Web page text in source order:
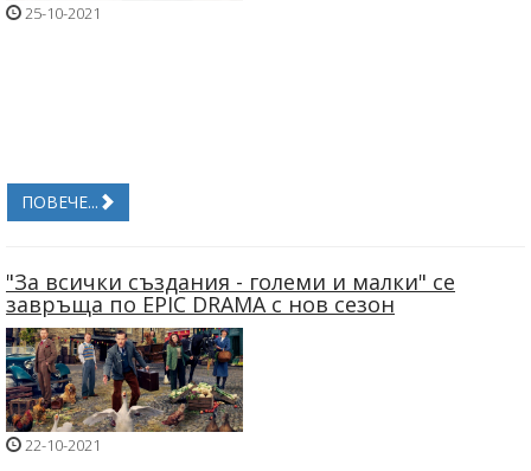
25-10-2021
ПОВЕЧЕ...
"За всички създания - големи и малки" се
завръща по EPIC DRAMA с нов сезон
22-10-2021